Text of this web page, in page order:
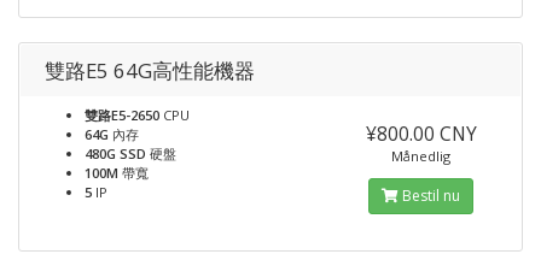
雙路E5 64G高性能機器
雙路E5-2650 CPU
64G 內存
480G SSD 硬盤
100M 帶寬
5 IP
¥800.00 CNY
Månedlig
Bestil nu